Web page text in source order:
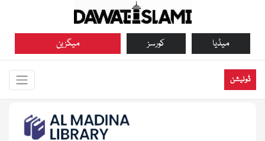
میگزین کورسز میڈیا
ڈونیشن